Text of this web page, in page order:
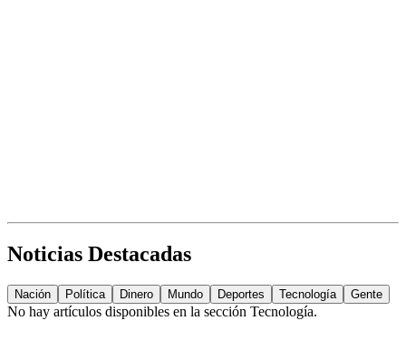
Noticias Destacadas
Nación Política Dinero Mundo Deportes Tecnología Gente
No hay artículos disponibles en la sección Tecnología.